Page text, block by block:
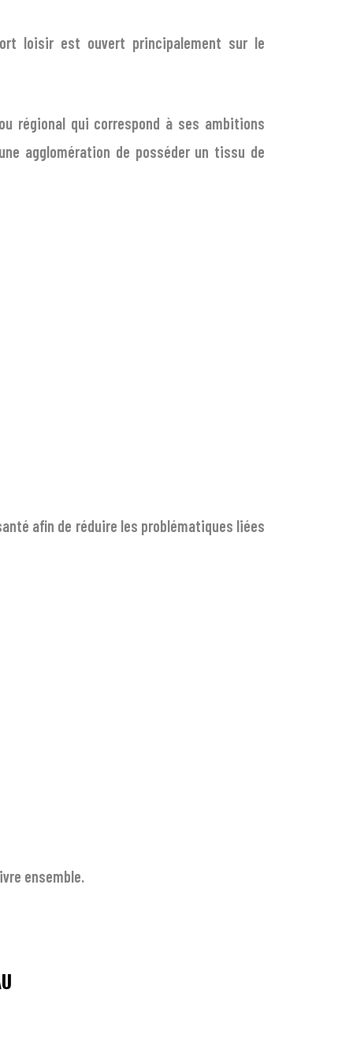
loisir est ouvert principalement sur le
régional qui correspond à ses ambitions
agglomération de posséder un tissu de
afin de réduire les problématiques liées
ensemble.